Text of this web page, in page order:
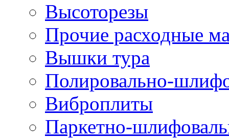
Высоторезы
Прочие расходные
Вышки тура
Полировально-
Виброплиты
Паркетно-